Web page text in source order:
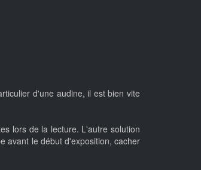
d'une audine, il est bien vite
lors de la lecture. L'autre solution
avant le début d'exposition, cacher